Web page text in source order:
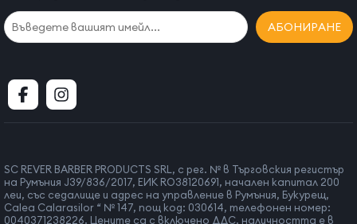
АБОНИРАНЕ
SC REVER BARBER PRODUCTS SRL, с рег. № в Търговския регистър
на Румъния J39/836/2017, ЕИК RO38120691, начален капитал 200
леи, със седалище и адрес на управление в Румъния, Букурещ,
Calea Calarasilor “ № 147, пощ код: 030614, телефонен номер:
0040371238226. Цените са с включено ДДС, наличността е в